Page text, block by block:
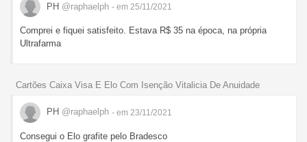
PH @raphaelph - em 25/11/2021
Comprei e fiquei satisfeito. Estava R$ 35 na época, na própria
Ultrafarma
Cartões Caixa Visa E Elo Com Isenção Vitalicia De Anuidade
PH @raphaelph - em 23/11/2021
Consegui o Elo grafite pelo Bradesco